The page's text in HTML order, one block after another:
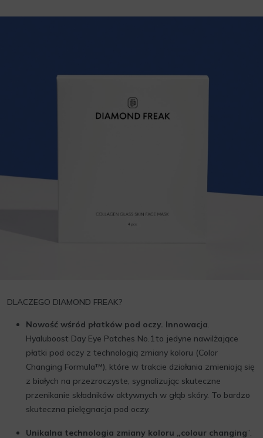
DLACZEGO DIAMOND FREAK?
Nowość wśród płatków pod oczy. Innowacja
Hyaluboost Day Eye Patches No.1 to jedyne nawilżające
płatki pod oczy z technologią zmiany koloru (Color
Changing Formula™), które w trakcie działania zmieniają się
z białych na przezroczyste, sygnalizując skuteczne
przenikanie składników aktywnych w głąb skóry. To bardzo
skuteczna pielęgnacja pod oczy.
Unikalna technologia zmiany koloru „colour changing”.